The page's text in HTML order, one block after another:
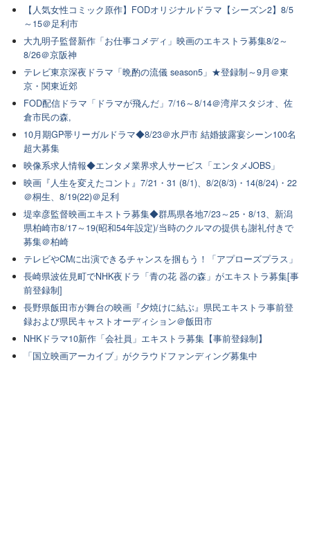
【人気女性コミック原作】FODオリジナルドラマ【シーズン2】8/5
～15＠足利市
大九明子監督新作「お仕事コメディ」映画のエキストラ募集8/2～
8/26＠京阪神
テレビ東京深夜ドラマ「晩酌の流儀 season5」★登録制～9月＠東
京・関東近郊
FOD配信ドラマ「ドラマが飛んだ」7/16～8/14＠湾岸スタジオ、佐
倉市民の森,
10月期GP帯リーガルドラマ◆8/23＠水戸市 結婚披露宴シーン100名
超大募集
映像系求人情報◆エンタメ業界求人サービス「エンタメJOBS」
映画『人生を変えたコント』7/21・31 (8/1)、8/2(8/3)・14(8/24)・22
＠桐生、8/19(22)＠足利
堤幸彦監督映画エキストラ募集◆群馬県各地7/23～25・8/13、新潟
県柏崎市8/17～19(昭和54年設定)/当時のクルマの提供も謝礼付きで
募集＠柏崎
テレビやCMに出演できるチャンスを掴もう！「アプローズプラス」
長崎県波佐見町でNHK夜ドラ「青の花 器の森」がエキストラ募集[事
前登録制]
長野県飯田市が舞台の映画『夕焼けに結ぶ』県民エキストラ事前登
録および県民キャストオーディション＠飯田市
NHKドラマ10新作「会社員」エキストラ募集【事前登録制】
「国立映画アーカイブ」がクラウドファンディング募集中